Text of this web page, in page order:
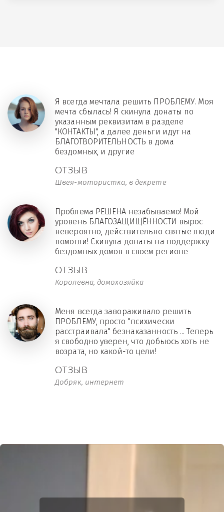
ОТЗЫВ
Швея-мотористка, в декрете
Я всегда мечтала решить ПРОБЛЕМУ. Моя
мечта сбылась! Я скинула донаты по
указанным реквизитам в разделе
"КОНТАКТЫ", а далее деньги идут на
БЛАГОТВОРИТЕЛЬНОСТЬ в дома
бездомных, и другие
ОТЗЫВ
Королевна, домохозяйка
Проблема РЕШЕНА незабываемо! Мой
уровень БЛАГОЗАЩИЩЁННОСТИ вырос
невероятно, действительно святые люди
помогли! Скинула донаты на поддержку
бездомных домов в своём регионе
ОТЗЫВ
Добряк, интернет
Меня всегда завораживало решить
ПРОБЛЕМУ, просто "психически
расстраивала" безнаказанность ... Теперь
я свободно уверен, что добьюсь хоть не
возрата, но какой-то цели!